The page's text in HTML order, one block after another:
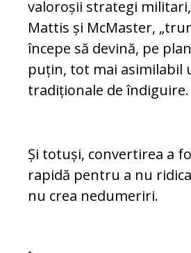
valoroșii strategi
Mattis și McMaster,
începe să devină, pe
puțin, tot mai asi­milabil
tradiționale de în­di­guire.
Și totuși, convertirea a
rapidă pentru a nu
nu crea nedumeriri.